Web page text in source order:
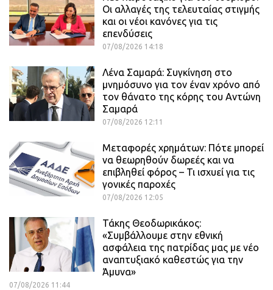
Οι αλλαγές της τελευταίας στιγμής
και οι νέοι κανόνες για τις
επενδύσεις
07/08/2026 14:18
Λένα Σαμαρά: Συγκίνηση στο
μνημόσυνο για τον έναν χρόνο από
τον θάνατο της κόρης του Αντώνη
Σαμαρά
07/08/2026 12:11
Μεταφορές χρημάτων: Πότε μπορεί
να θεωρηθούν δωρεές και να
επιβληθεί φόρος – Τι ισχυεί για τις
γονικές παροχές
07/08/2026 12:05
Τάκης Θεοδωρικάκος:
«Συμβάλλουμε στην εθνική
ασφάλεια της πατρίδας μας με νέο
αναπτυξιακό καθεστώς για την
Άμυνα»
07/08/2026 11:44